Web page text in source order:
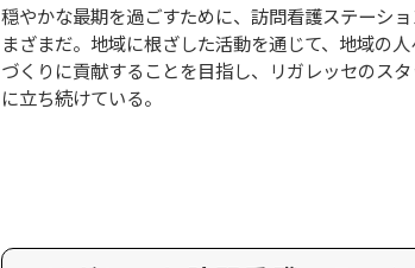
穏やかな最期を過ごすために、訪問看護ステーシ
まざまだ。地域に根ざした活動を通じて、地域の
づくりに貢献することを目指し、リガレッセのス
に立ち続けている。